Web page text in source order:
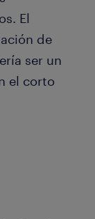
El
de
ser un
el corto